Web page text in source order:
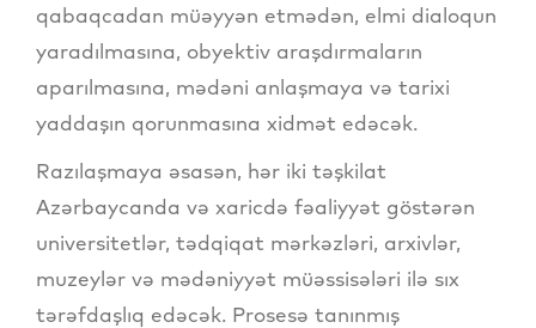
qabaqcadan müəyyən etmədən, elmi dialoqun
yaradılmasına, obyektiv araşdırmaların
aparılmasına, mədəni anlaşmaya və tarixi
yaddaşın qorunmasına xidmət edəcək.
Razılaşmaya əsasən, hər iki təşkilat
Azərbaycanda və xaricdə fəaliyyət göstərən
universitetlər, tədqiqat mərkəzləri, arxivlər,
muzeylər və mədəniyyət müəssisələri ilə sıx
tərəfdaşlıq edəcək. Prosesə tanınmış